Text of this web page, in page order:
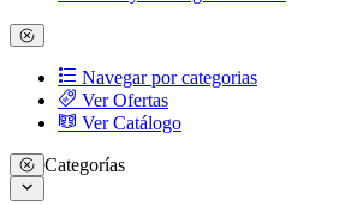
Navegar por categorias
Ver Ofertas
Ver Catálogo
Categorías